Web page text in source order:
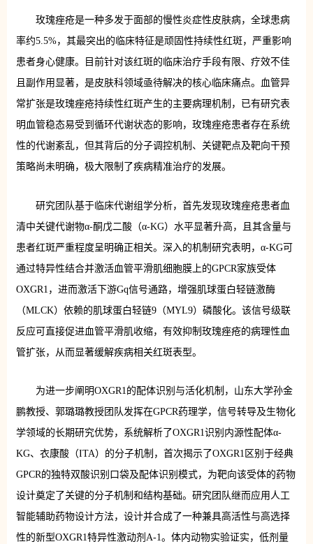
玫瑰痤疮是一种多发于面部的慢性炎症性皮肤病，全球患病
率约5.5%，其最突出的临床特征是顽固性持续性红斑，严重影响
患者身心健康。目前针对该红斑的临床治疗手段有限、疗效不佳
且副作用显著，是皮肤科领域亟待解决的核心临床痛点。血管异
常扩张是玫瑰痤疮持续性红斑产生的主要病理机制，已有研究表
明血管稳态易受到循环代谢状态的影响，玫瑰痤疮患者存在系统
性的代谢紊乱，但其背后的分子调控机制、关键靶点及靶向干预
策略尚未明确，极大限制了疾病精准治疗的发展。
研究团队基于临床代谢组学分析，首先发现玫瑰痤疮患者血
清中关键代谢物α-酮戊二酸（α-KG）水平显著升高，且其含量与
患者红斑严重程度呈明确正相关。深入的机制研究表明，α-KG可
通过特异性结合并激活血管平滑肌细胞膜上的GPCR家族受体
OXGR1，进而激活下游Gq信号通路，增强肌球蛋白轻链激酶
（MLCK）依赖的肌球蛋白轻链9（MYL9）磷酸化。该信号级联
反应可直接促进血管平滑肌收缩，有效抑制玫瑰痤疮的病理性血
管扩张，从而显著缓解疾病相关红斑表型。
为进一步阐明OXGR1的配体识别与活化机制，山东大学孙金
鹏教授、郭璐璐教授团队发挥在GPCR药理学，信号转导及生物化
学领域的长期研究优势，系统解析了OXGR1识别内源性配体α-
KG、衣康酸（ITA）的分子机制，首次揭示了OXGR1区别于经典
GPCR的独特双酸识别口袋及配体识别模式，为靶向该受体的药物
设计奠定了关键的分子机制和结构基础。研究团队继而应用人工
智能辅助药物设计方法，设计并合成了一种兼具高活性与高选择
性的新型OXGR1特异性激动剂A-1。体内动物实验证实，低剂量